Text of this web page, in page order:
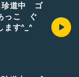
珍道中 ゴ
っこ ぐ
ます^_^